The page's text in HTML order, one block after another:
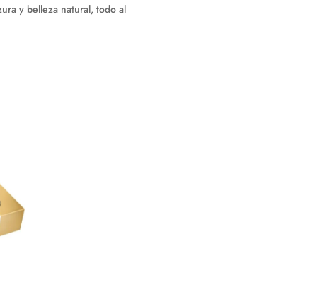
y belleza natural, todo al